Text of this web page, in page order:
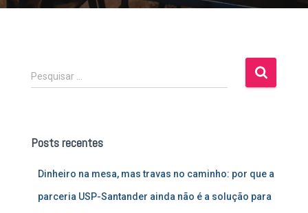
Ã
P
e
i
Pesquisar …
Posts recentes
Dinheiro na mesa, mas travas no caminho: por que a
parceria USP-Santander ainda não é a solução para